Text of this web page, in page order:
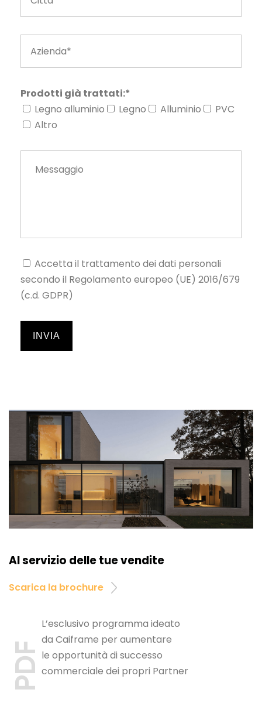
Prodotti già trattati:*
Legno alluminio
Legno Alluminio
PVC
Altro
Accetta il trattamento dei dati personali
secondo il Regolamento europeo (UE) 2016/679
(c.d. GDPR)
INVIA
L’esclusivo programma ideato
da Caiframe per aumentare
le opportunità di successo
commerciale dei propri Partner
PDF
Al servizio delle tue vendite
Scarica la brochure